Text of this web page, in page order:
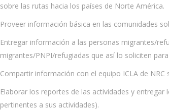
sobre las rutas hacia los países de Norte América.
Proveer información básica en las comunidades
Entregar información a las personas migrantes/
migrantes/PNPI/refugiadas que así lo soliciten
Compartir información con el equipo ICLA de
Elaborar los reportes de las actividades y
pertinentes a sus actividades).